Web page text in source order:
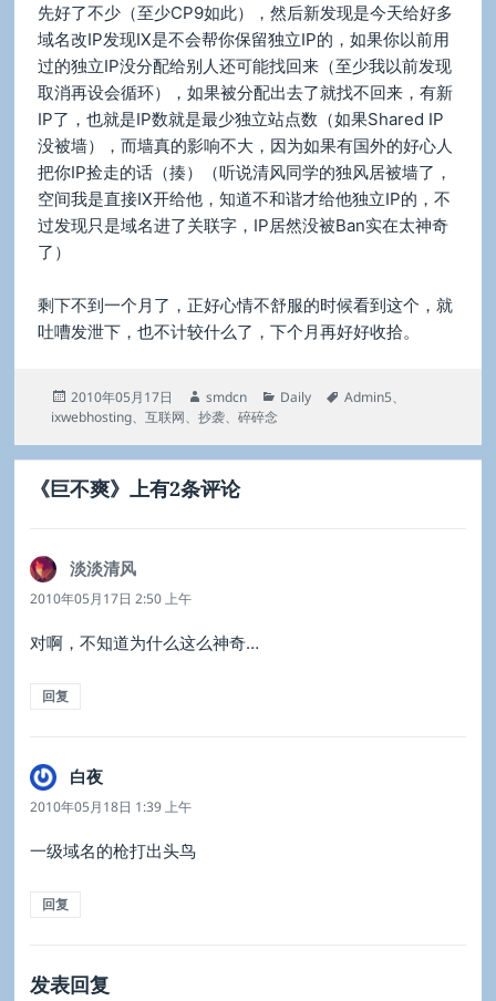
先好了不少（至少CP9如此），然后新发现是今天给好多
域名改IP发现IX是不会帮你保留独立IP的，如果你以前用
过的独立IP没分配给别人还可能找回来（至少我以前发现
取消再设会循环），如果被分配出去了就找不回来，有新
IP了，也就是IP数就是最少独立站点数（如果Shared IP
没被墙），而墙真的影响不大，因为如果有国外的好心人
把你IP捡走的话（揍）（听说清风同学的独风居被墙了，
空间我是直接IX开给他，知道不和谐才给他独立IP的，不
过发现只是域名进了关联字，IP居然没被Ban实在太神奇
了）
剩下不到一个月了，正好心情不舒服的时候看到这个，就
吐嘈发泄下，也不计较什么了，下个月再好好收拾。
发
布
2010年05月17日
作
者
smdcn
分
Daily
标
Admin5、
ixwebhosting、 互联网、 抄袭、 碎碎念
《巨不爽》上有2条评论
淡淡清风说
道：
2010年05月17日 2:50 上午
对啊，不知道为什么这么神奇…
回复
白夜说
道：
2010年05月18日 1:39 上午
一级域名的枪打出头鸟
回复
发表回复